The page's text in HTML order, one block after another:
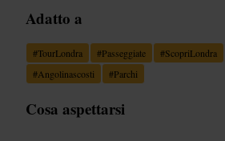
Adatto a
#TourLondra #Passeggiate #ScopriLondra
#Angolinascosti #Parchi
Cosa aspettarsi